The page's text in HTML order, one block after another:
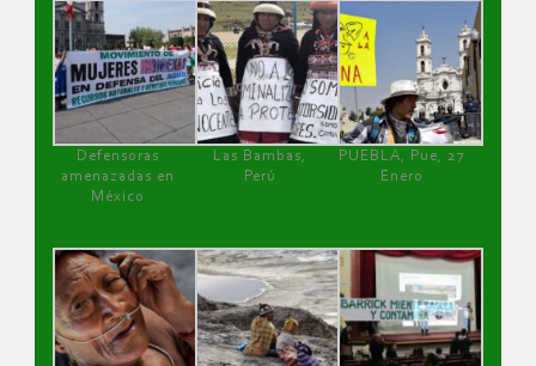
Defensoras
amenazadas en
México
Las Bambas,
Perú
PUEBLA, Pue, 27
Enero